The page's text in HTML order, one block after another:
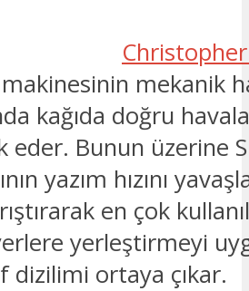
mekanik
kağıda doğru
eder. Bunun üzerine
yazım hızını
en çok
yerleştirmeyi
dizilimi ortaya çıkar.